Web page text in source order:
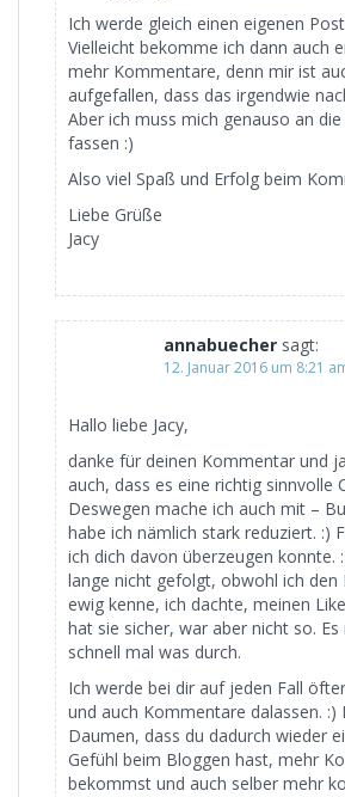
Ich werde gleich einen eigenen
Vielleicht bekomme ich dann auch
mehr Kommentare, denn mir ist
aufgefallen, dass das irgendwie
Aber ich muss mich genauso an
fassen :)
Also viel Spaß und Erfolg beim
Liebe Grüße
Jacy
annabuecher sagt:
12. Januar 2016 um 8:21
Hallo liebe Jacy,
danke für deinen Kommentar und
auch, dass es eine richtig sinnvolle
Deswegen mache ich auch mit –
habe ich nämlich stark reduziert. :)
ich dich davon überzeugen konnte.
lange nicht gefolgt, obwohl ich den
ewig kenne, ich dachte, meinen
hat sie sicher, war aber nicht so.
schnell mal was durch.
Ich werde bei dir auf jeden Fall
und auch Kommentare dalassen. :)
Daumen, dass du dadurch wieder
Gefühl beim Bloggen hast, mehr
bekommst und auch selber mehr